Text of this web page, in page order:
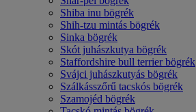
Shiba inu bögrék
Shih-tzu mintás bögrék
Sinka bögrék
Skót juhászkutya bögrék
Staffordshire bull terrier bögrék
Svájci juhászkutyás bögrék
Szálkásszőrű tacskós bögrék
Szamojéd bögrék